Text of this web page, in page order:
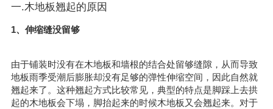
一.木地板翘起的原因
1、伸缩缝没留够
由于铺装时没有在木地板和墙根的结合处留够缝隙，从而导致
地板雨季受潮后膨胀却没有足够的弹性伸缩空间，因此自然就
翘起来了。这种翘起方式比较常见，典型的特点是脚踩上去拱
起的木地板会下塌，脚抬起来的时候木地板又会翘起来。对于